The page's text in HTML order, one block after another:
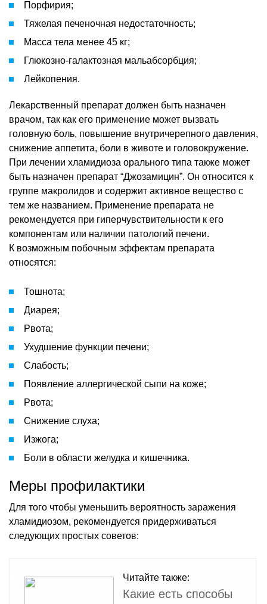
Порфирия;
Тяжелая печеночная недостаточность;
Масса тела менее 45 кг;
Глюкозно-галактозная мальабсорбция;
Лейкопения.
Лекарственный препарат должен быть назначен
врачом, так как его применение может вызвать
головную боль, повышение внутричерепного давления,
снижение аппетита, боли в животе и головокружение.
При лечении хламидиоза орального типа также может
быть назначен препарат “Джозамицин”. Он относится к
группе макролидов и содержит активное вещество с
тем же названием. Применение препарата не
рекомендуется при гиперчувствительности к его
компонентам или наличии патологий печени.
К возможным побочным эффектам препарата
относятся:
Тошнота;
Диарея;
Рвота;
Ухудшение функции печени;
Слабость;
Появление аллергической сыпи на коже;
Рвота;
Снижение слуха;
Изжога;
Боли в области желудка и кишечника.
Меры профилактики
Для того чтобы уменьшить вероятность заражения
хламидиозом, рекомендуется придерживаться
следующих простых советов:
Читайте также:
Какие есть способы